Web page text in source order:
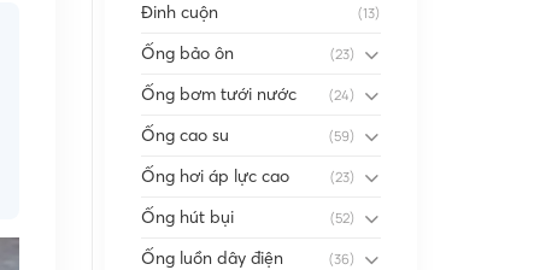
Đinh cuộn (13)
Ống bảo ôn (23)
Ống bơm tưới nước (24)
Ống cao su (59)
Ống hơi áp lực cao (23)
Ống hút bụi (52)
Ống luồn dây điện (36)